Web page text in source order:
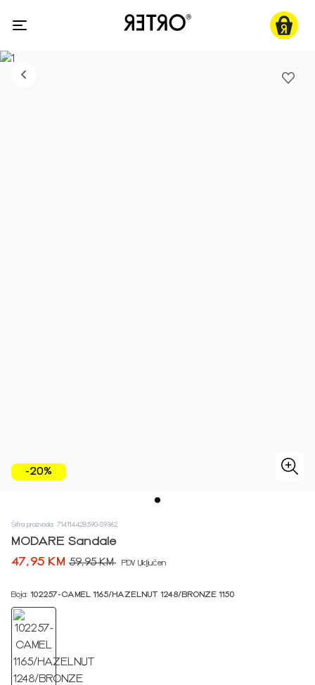
-20%
Šifra proizvoda: 714114428590-S9362
MODARE Sandale
47,95 KM 59,95 KM PDV Uključen
Boja: 102257-CAMEL 1165/HAZELNUT 1248/BRONZE 1150